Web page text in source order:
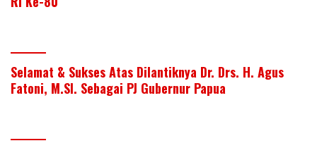
Selamat & Sukses Atas Dilantiknya Dr. Drs. H. Agus
Fatoni, M.SI. Sebagai PJ Gubernur Papua